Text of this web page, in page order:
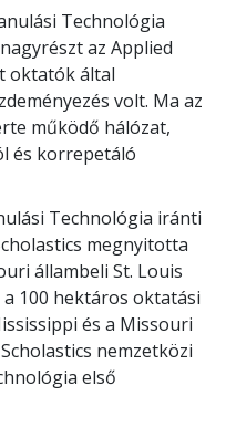
Technológia
az Applied
oktatók által
volt. Ma az
működő hálózat,
és korrepetáló
Technológia iránti
megnyitotta
állambeli St. Louis
100 hektáros oktatási
és a Missouri
nemzetközi
első